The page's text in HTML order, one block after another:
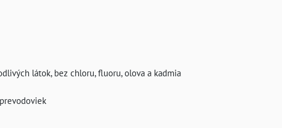
látok, bez chloru, fluoru, olova a kadmia